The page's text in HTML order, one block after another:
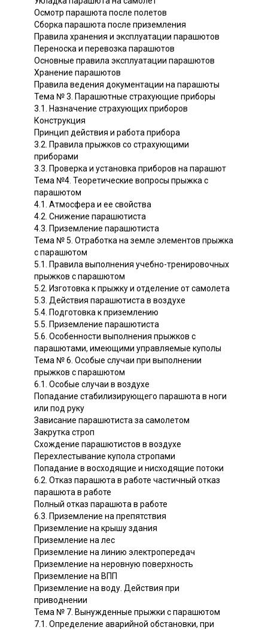
Осмотр парашюта после полетов
Сборка парашюта после приземления
Правила хранения и эксплуатации парашютов
Переноска и перевозка парашютов
Основные правила эксплуатации парашютов
Хранение парашютов
Правила ведения документации на парашюты
Тема № 3. Парашютные страхующие приборы
3.1. Назначение страхующих приборов
Конструкция
Принцип действия и работа прибора
3.2. Правила прыжков со страхующими
приборами
3.3. Проверка и установка приборов на парашют
Тема №4. Теоретические вопросы прыжка с
парашютом
4.1. Атмосфера и ее свойства
4.2. Снижение парашютиста
4.3. Приземление парашютиста
Тема № 5. Отработка на земле элементов прыжка
с парашютом
5.1. Правила выполнения учебно-тренировочных
прыжков с парашютом
5.2. Изготовка к прыжку и отделение от самолета
5.3. Действия парашютиста в воздухе
5.4. Подготовка к приземлению
5.5. Приземление парашютиста
5.6. Особенности выполнения прыжков с
парашютами, имеющими управляемые куполы
Тема № 6. Особые случаи при выполнении
прыжков с парашютом
6.1. Особые случаи в воздухе
Попадание стабилизирующего парашюта в ноги
или под руку
Зависание парашютиста за самолетом
Закрутка строп
Схождение парашютистов в воздухе
Перехлестывание купола стропами
Попадание в восходящие и нисходящие потоки
6.2. Отказ парашюта в работе частичный отказ
парашюта в работе
Полный отказ парашюта в работе
6.3. Приземление на препятствия
Приземление на крышу здания
Приземление на лес
Приземление на линию электропередач
Приземление на неровную поверхность
Приземление на ВПП
Приземление на воду. Действия при
приводнении
Тема № 7. Вынужденные прыжки с парашютом
7.1. Определение аварийной обстановки, при